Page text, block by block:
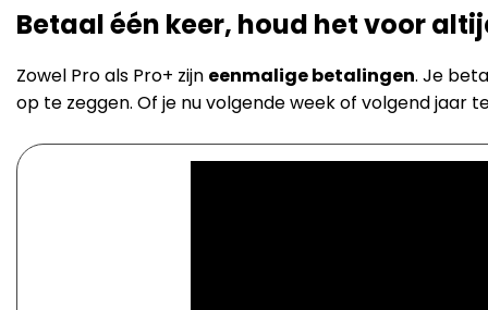
Betaal één keer, houd het voor
Zowel Pro als Pro+ zijn eenmalige betalingen. Je
op te zeggen. Of je nu volgende week of volgend jaar